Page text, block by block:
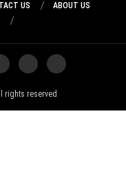
ABOUT US
US
reserved ©